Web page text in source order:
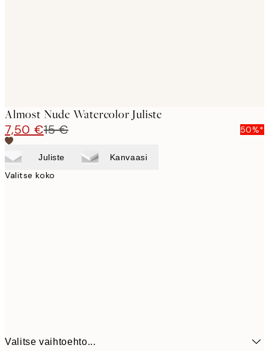
Almost Nude Watercolor Juliste
7,50 €15 € 50%*
Juliste Kanvaasi
Valitse koko
Valitse vaihtoehto...